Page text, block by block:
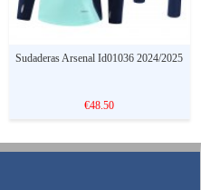
Sudaderas Arsenal Id01036 2024/2025
€48.50